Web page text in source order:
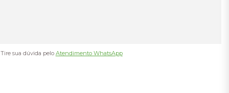
Tire sua dúvida pelo Atendimento WhatsApp